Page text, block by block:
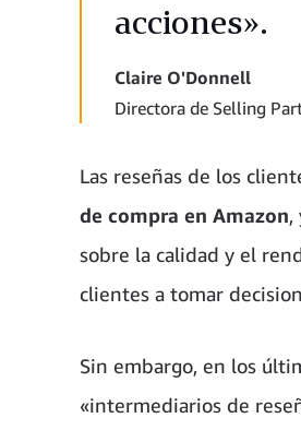
acciones».
Claire O'Donnell
Directora de Selling
Las reseñas de los
de compra en Amazon,
sobre la calidad y el
clientes a tomar
Sin embargo, en los
«intermediarios de